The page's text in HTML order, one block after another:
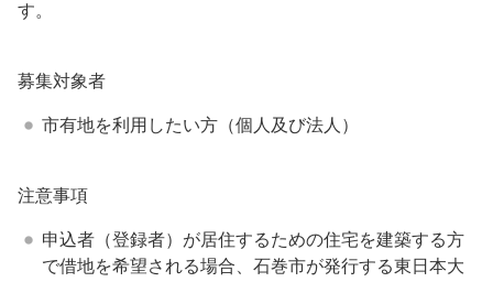
す。
募集対象者
市有地を利用したい方（個人及び法人）
注意事項
申込者（登録者）が居住するための住宅を建築する方
で借地を希望される場合、石巻市が発行する東日本大